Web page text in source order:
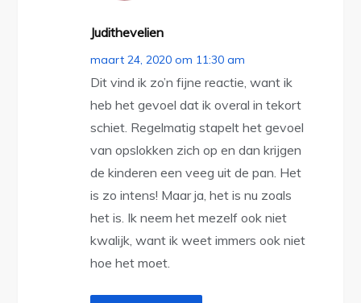
Judithevelien
maart 24, 2020 om 11:30 am
Dit vind ik zo’n fijne reactie, want ik
heb het gevoel dat ik overal in tekort
schiet. Regelmatig stapelt het gevoel
van opslokken zich op en dan krijgen
de kinderen een veeg uit de pan. Het
is zo intens! Maar ja, het is nu zoals
het is. Ik neem het mezelf ook niet
kwalijk, want ik weet immers ook niet
hoe het moet.